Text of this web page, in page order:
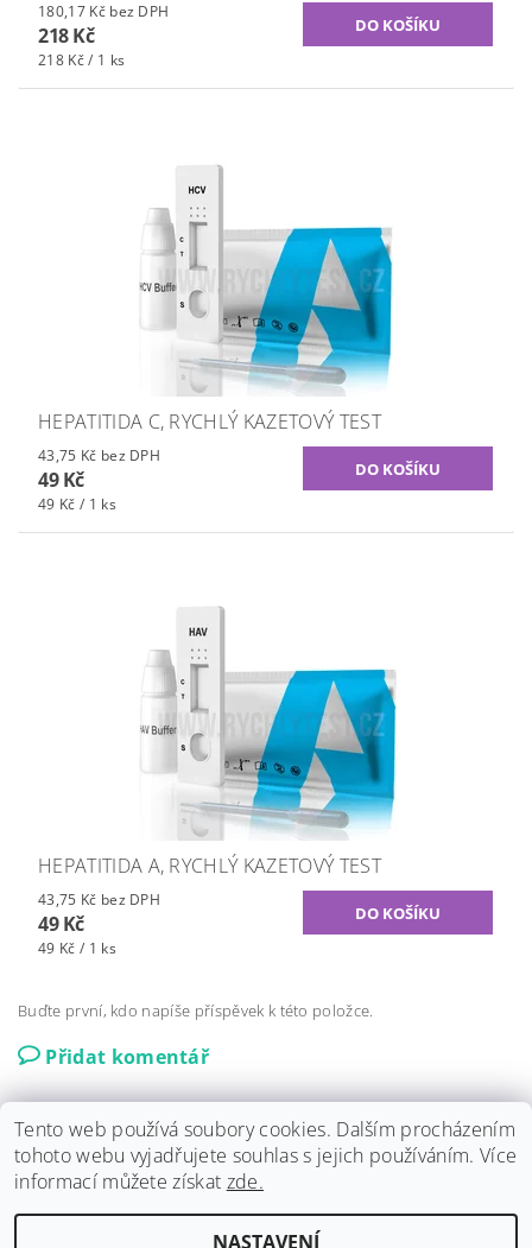
180,17 Kč bez DPH
218 Kč
218 Kč / 1 ks
HEPATITIDA C, RYCHLÝ KAZETOVÝ TEST
43,75 Kč bez DPH
49 Kč
49 Kč / 1 ks
HEPATITIDA A, RYCHLÝ KAZETOVÝ TEST
43,75 Kč bez DPH
49 Kč
49 Kč / 1 ks
Buďte první, kdo napíše příspěvek k této položce.
Přidat komentář
Harm Reduction Program
Tento web používá soubory cookies. Dalším procházením
tohoto webu vyjadřujete souhlas s jejich používáním. Více
informací můžete získat zde.
NASTAVENÍ